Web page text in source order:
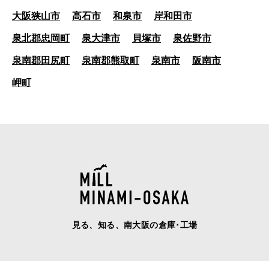
大阪狭山市 高石市 和泉市 岸和田市
泉北郡忠岡町 泉大津市 貝塚市 泉佐野市
泉南郡田尻町 泉南郡熊取町 泉南市 阪南市
岬町
見る、知る、南大阪の倉庫･工場